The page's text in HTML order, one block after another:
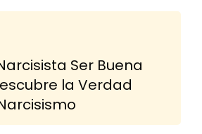
Ser Buena
la Verdad